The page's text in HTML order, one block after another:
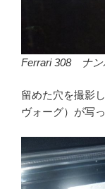
Ferrari 308 ナン
留めた穴を撮影
ヴォーグ）が写